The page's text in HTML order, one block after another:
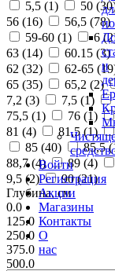
и
Войти
Регистрация
Акции
Магазины
Контакты
О
нас
5,5 (1) 50 (30
56 (16) 56,5 (78)
59-60 (1) 6 (2
63 (14) 60.15 (3)
62 (32) 62-65 (19
65 (35) 65,2 (2)
7,2 (3) 7,5 (1)
75,5 (1) 76 (1)
81 (4) 81,5 (1)
85 (40) 85,5 (
88,7 (4) 89 (4)
9,5 (2) 90 (21)
Глубина, см
0.0
125.0
250.0
375.0
500.0